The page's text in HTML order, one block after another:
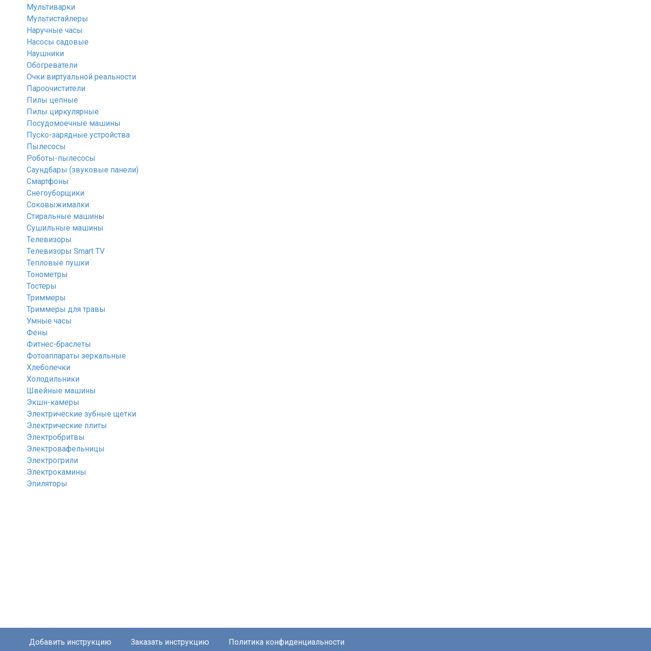
Мультиварки
Мультистайлеры
Наручные часы
Насосы садовые
Наушники
Обогреватели
Очки виртуальной реальности
Пароочистители
Пилы цепные
Пилы циркулярные
Посудомоечные машины
Пуско-зарядные устройства
Пылесосы
Роботы-пылесосы
Саундбары (звуковые панели)
Смартфоны
Снегоуборщики
Соковыжималки
Стиральные машины
Сушильные машины
Телевизоры
Телевизоры Smart TV
Тепловые пушки
Тонометры
Тостеры
Триммеры
Триммеры для травы
Умные часы
Фены
Фитнес-браслеты
Фотоаппараты зеркальные
Хлебопечки
Холодильники
Швейные машины
Экшн-камеры
Электрические зубные щетки
Электрические плиты
Электробритвы
Электровафельницы
Электрогрили
Электрокамины
Эпиляторы
Добавить инструкцию Заказать инструкцию Политика конфиденциальности